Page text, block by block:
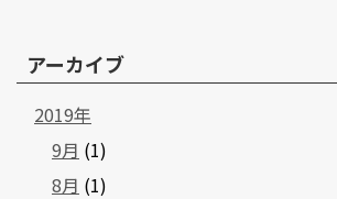
アーカイブ
2019年
9月 (1)
8月 (1)